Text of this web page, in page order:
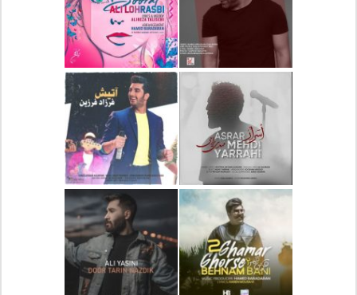
دانلود آهنگ جدید رضا
بهرام بنام نگار
دانلود آهنگ جدید علی
لهراسبی بنام صورت
دانلود آهنگ جدید مهدی
یراحی بنام اسرار
دانلود آهنگ جدید فرزاد
فرزین بنام آتیش